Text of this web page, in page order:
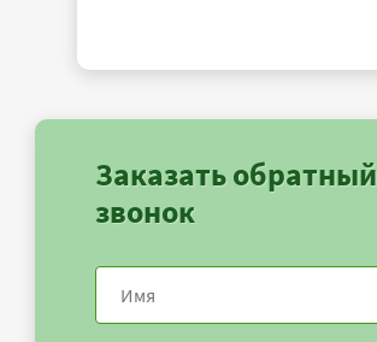
Заказать обратный
звонок